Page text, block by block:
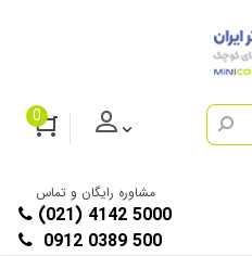
0
مشاوره رایگان و تماس
(021) 4142 5000
0912 0389 500